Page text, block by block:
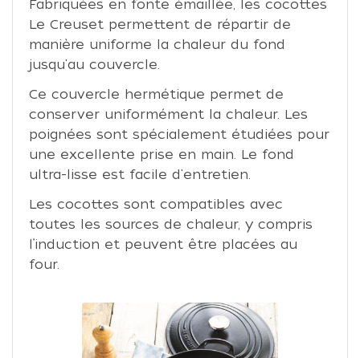
Fabriquées en fonte émaillée, les cocottes
Le Creuset permettent de répartir de
manière uniforme la chaleur du fond
jusqu'au couvercle.
Ce couvercle hermétique permet de
conserver uniformément la chaleur. Les
poignées sont spécialement étudiées pour
une excellente prise en main. Le fond
ultra-lisse est facile d'entretien.
Les cocottes sont compatibles avec
toutes les sources de chaleur, y compris
l’induction et peuvent être placées au
four.